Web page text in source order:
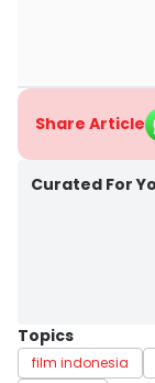
Share Article
Curated For
Topics
film indonesia